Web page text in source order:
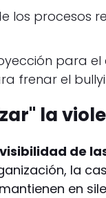
los procesos
para el
frenar el
la
de
la
en